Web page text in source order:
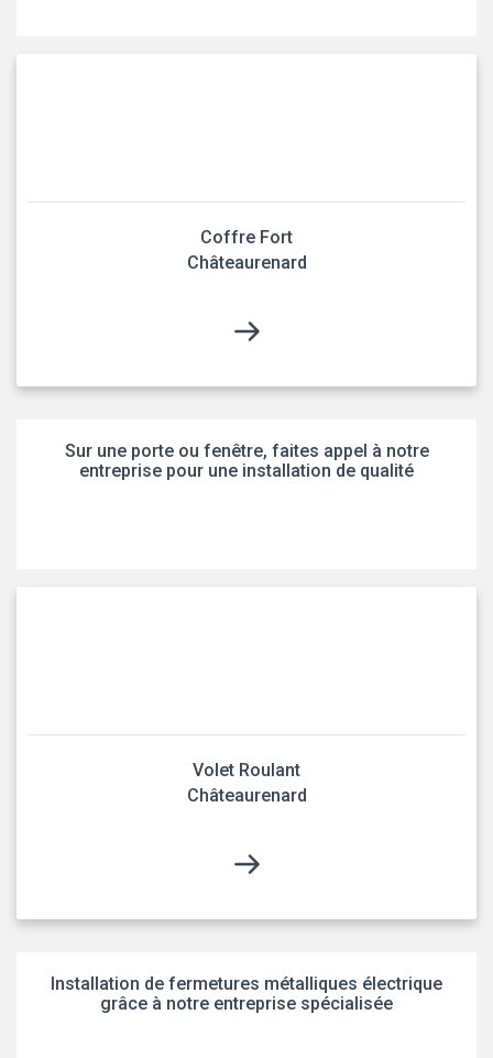
Coffre Fort
Châteaurenard
Sur une porte ou fenêtre, faites appel à notre
entreprise pour une installation de qualité
Volet Roulant
Châteaurenard
Installation de fermetures métalliques électrique
grâce à notre entreprise spécialisée